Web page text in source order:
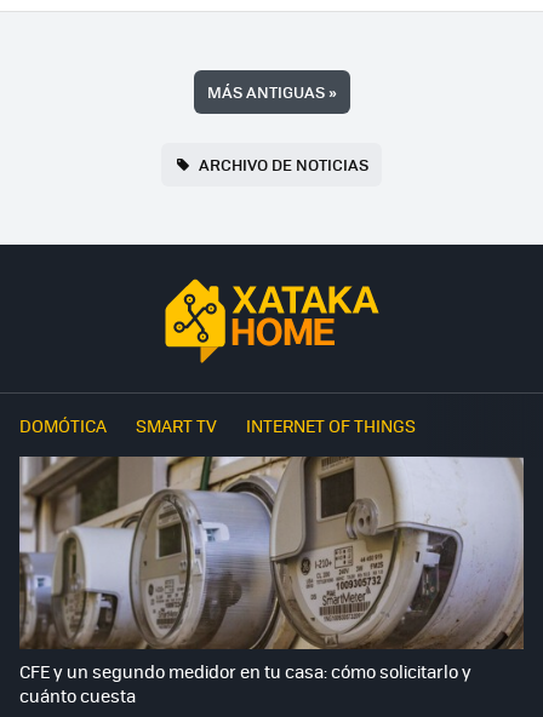
MÁS ANTIGUAS»
ARCHIVO DE NOTICIAS
DOMÓTICA SMART TV INTERNET OF THINGS
CFE y un segundo medidor en tu casa: cómo solicitarlo y
cuánto cuesta